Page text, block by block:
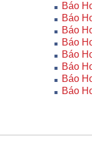
Báo
Báo
Báo
Báo
Báo
Báo
Báo
Báo